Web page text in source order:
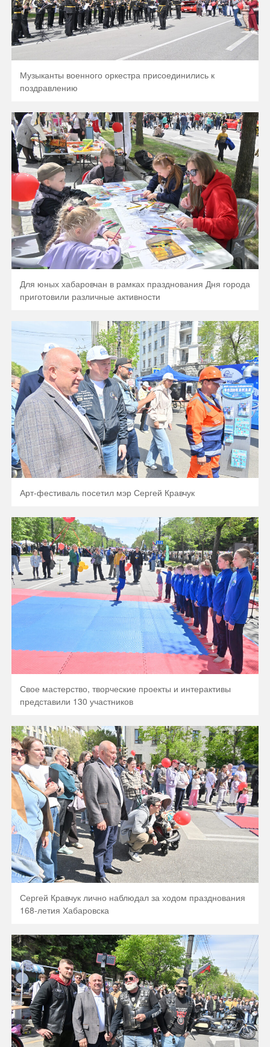
Музыканты военного оркестра присоединились к
поздравлению
Для юных хабаровчан в рамках празднования Дня города
приготовили различные активности
Арт-фестиваль посетил мэр Сергей Кравчук
Свое мастерство, творческие проекты и интерактивы
представили 130 участников
Сергей Кравчук лично наблюдал за ходом празднования
168-летия Хабаровска